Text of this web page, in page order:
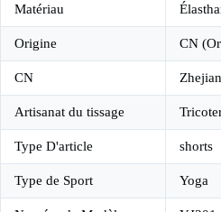
Matériau
Origine CN
CN
Artisanat du tissage
Type D'article shorts
Type de Sport Yoga